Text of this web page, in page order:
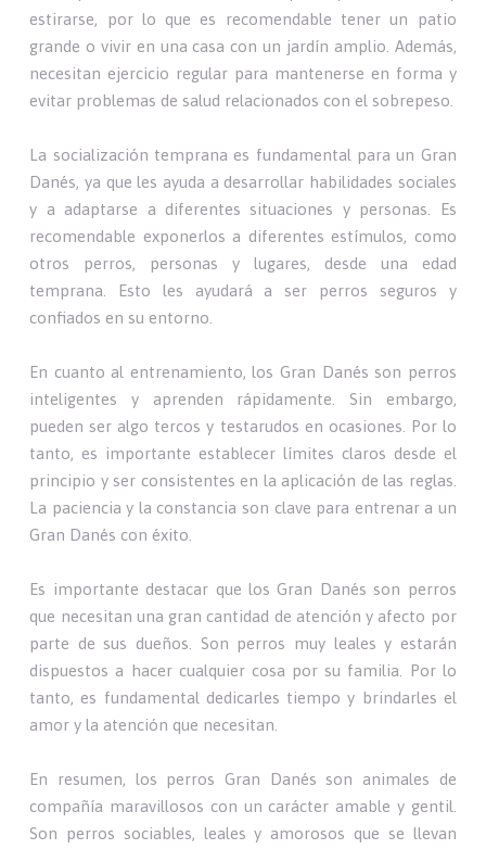
estirarse, por lo que es recomendable tener un patio
grande o vivir en una casa con un jardín amplio. Además,
necesitan ejercicio regular para mantenerse en forma y
evitar problemas de salud relacionados con el sobrepeso.
La socialización temprana es fundamental para un Gran
Danés, ya que les ayuda a desarrollar habilidades sociales
y a adaptarse a diferentes situaciones y personas. Es
recomendable exponerlos a diferentes estímulos, como
otros perros, personas y lugares, desde una edad
temprana. Esto les ayudará a ser perros seguros y
confiados en su entorno.
En cuanto al entrenamiento, los Gran Danés son perros
inteligentes y aprenden rápidamente. Sin embargo,
pueden ser algo tercos y testarudos en ocasiones. Por lo
tanto, es importante establecer límites claros desde el
principio y ser consistentes en la aplicación de las reglas.
La paciencia y la constancia son clave para entrenar a un
Gran Danés con éxito.
Es importante destacar que los Gran Danés son perros
que necesitan una gran cantidad de atención y afecto por
parte de sus dueños. Son perros muy leales y estarán
dispuestos a hacer cualquier cosa por su familia. Por lo
tanto, es fundamental dedicarles tiempo y brindarles el
amor y la atención que necesitan.
En resumen, los perros Gran Danés son animales de
compañía maravillosos con un carácter amable y gentil.
Son perros sociables, leales y amorosos que se llevan